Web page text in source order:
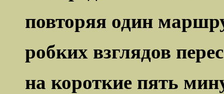
повторяя один
робких взглядов
на короткие пять